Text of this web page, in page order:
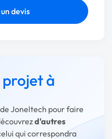
devis
à
Joneltech pour faire
d'autres
qui correspondra